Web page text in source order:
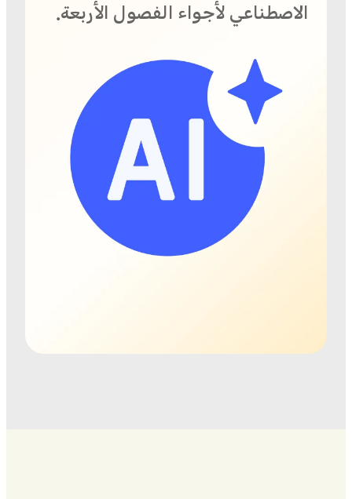
الاصطناعي لأجواء الفصول الأربعة.